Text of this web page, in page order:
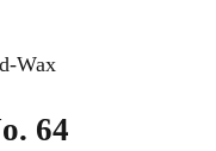
Wax
64